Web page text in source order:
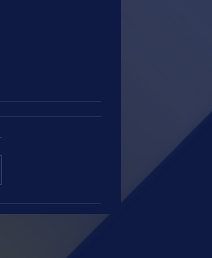
FEIRA = 04.08.26 =
regular e sem
três na grama, ambas
numa noturna com